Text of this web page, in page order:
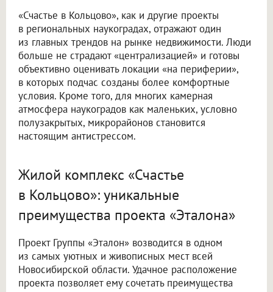
«Счастье в Кольцово», как и другие проекты
в региональных наукоградах, отражают один
из главных трендов на рынке недвижимости. Люди
больше не страдают «централизацией» и готовы
объективно оценивать локации «на периферии»,
в которых подчас созданы более комфортные
условия. Кроме того, для многих камерная
атмосфера наукоградов как маленьких, условно
полузакрытых, микрорайонов становится
настоящим антистрессом.
Жилой комплекс «Счастье
в Кольцово»: уникальные
преимущества проекта «Эталона»
Проект Группы «Эталон» возводится в одном
из самых уютных и живописных мест всей
Новосибирской области. Удачное расположение
проекта позволяет ему сочетать преимущества